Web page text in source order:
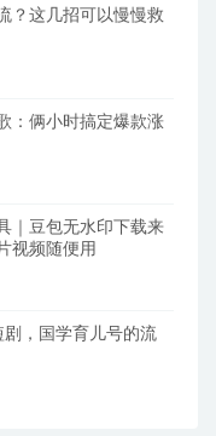
？这几招可以慢慢救
：俩小时搞定爆款涨
｜豆包无水印下载来
视频随便用
剧，国学育儿号的流